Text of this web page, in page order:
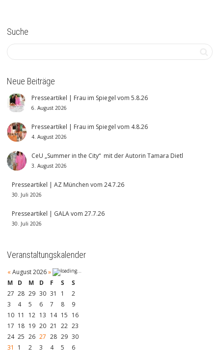
Suche
Neue Beiträge
Presseartikel | Frau im Spiegel vom 5.8.26
6. August 2026
Presseartikel | Frau im Spiegel vom 4.8.26
4. August 2026
CeU „Summer in the City“ mit der Autorin Tamara Dietl
3. August 2026
Presseartikel | AZ München vom 24.7.26
30. Juli 2026
Presseartikel | GALA vom 27.7.26
30. Juli 2026
Veranstaltungskalender
« August 2026»
M
D M D F S
S
27 28 29 30 31 1
2
3
4 5 6 7 8
9
10 11 12 13 14 15 16
17 18 19 20 21 22 23
24 25 26 27 28 29 30
31
1 2 3 4 5 6